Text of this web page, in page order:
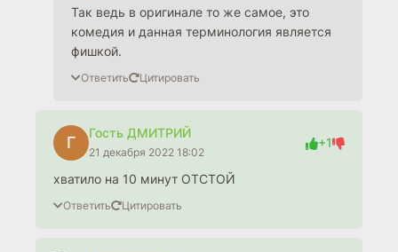
Так ведь в оригинале то же самое, это
комедия и данная терминология является
фишкой.
Ответить Цитировать
Г
Гость ДМИТРИЙ
21 декабря 2022 18:02
+1
хватило на 10 минут ОТСТОЙ
Ответить Цитировать